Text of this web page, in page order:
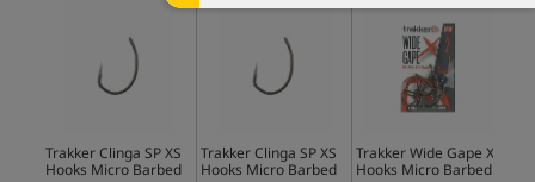
Trakker Clinga SP XS
Hooks Micro Barbed
Trakker Clinga SP XS
Hooks Micro Barbed
Trakker Wide Gape XS
Hooks Micro Barbed